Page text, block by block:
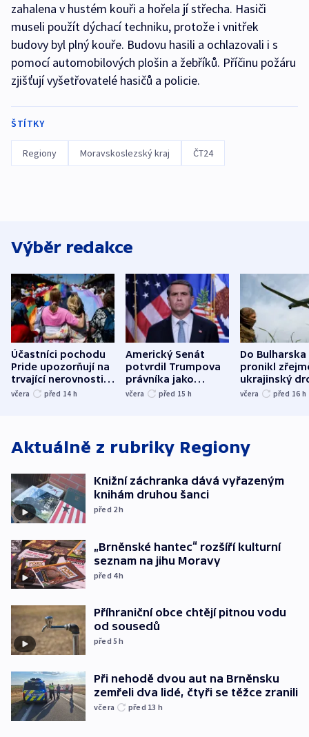
zahalena v hustém kouři a hořela jí střecha. Hasiči
museli použít dýchací techniku, protože i vnitřek
budovy byl plný kouře. Budovu hasili a ochlazovali i s
pomocí automobilových plošin a žebříků. Příčinu požáru
zjišťují vyšetřovatelé hasičů a policie.
ŠTÍTKY
Regiony Moravskoslezský kraj ČT24
Výběr redakce
Účastníci pochodu
Pride upozorňují na
trvající nerovnosti i
společenskou
včera před 14 h
Americký Senát
potvrdil Trumpova
právníka jako
ministra
včera před 15 h
Do Bulharska
pronikl
ukrajinský
explodoval
včera před 16 h
Aktuálně z rubriky Regiony
Knižní záchranka dává vyřazeným
knihám druhou šanci
před 2h
„Brněnské hantec“ rozšíří kulturní
seznam na jihu Moravy
před 4h
Příhraniční obce chtějí pitnou vodu
od sousedů
před 5h
Při nehodě dvou aut na Brněnsku
zemřeli dva lidé, čtyři se těžce zranili
včera před 13 h